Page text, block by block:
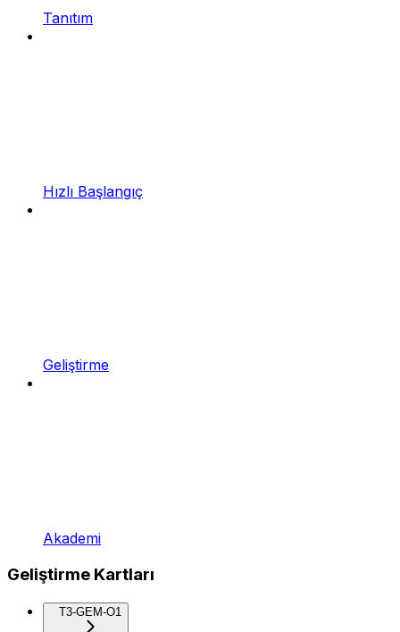
Tanıtım
Hızlı Başlangıç
Geliştirme
Akademi
Geliştirme Kartları
T3-GEM-O1